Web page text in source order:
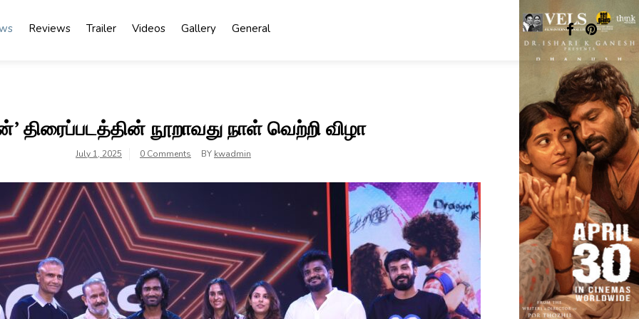
Reviews Trailer Videos Gallery General
திரைப்படத்தின் நூறாவது நாள் வெற்றி விழா
July 1, 2025 0 Comments BY kwadmin